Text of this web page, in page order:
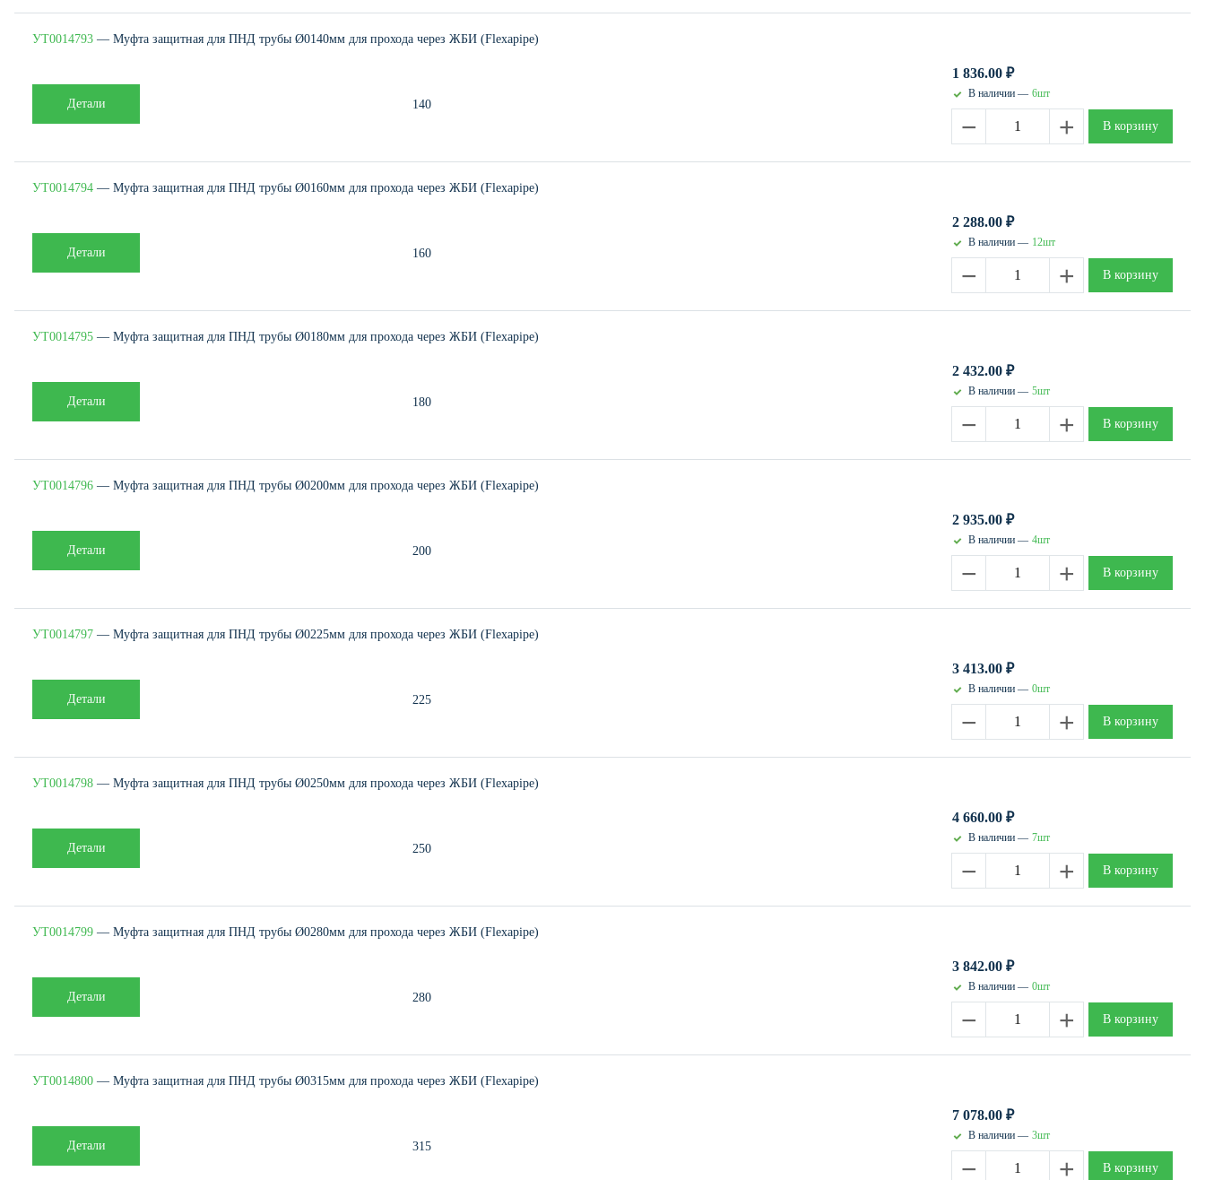
УТ0014793 — Муфта защитная для ПНД трубы Ø0140мм для прохода через ЖБИ (Flexapipe)
Детали 140
1 836.00 ₽
В наличии — 6шт
− + В корзину
УТ0014794 — Муфта защитная для ПНД трубы Ø0160мм для прохода через ЖБИ (Flexapipe)
Детали 160
2 288.00 ₽
В наличии — 12шт
− + В корзину
УТ0014795 — Муфта защитная для ПНД трубы Ø0180мм для прохода через ЖБИ (Flexapipe)
Детали 180
2 432.00 ₽
В наличии — 5шт
− + В корзину
УТ0014796 — Муфта защитная для ПНД трубы Ø0200мм для прохода через ЖБИ (Flexapipe)
Детали 200
2 935.00 ₽
В наличии — 4шт
− + В корзину
УТ0014797 — Муфта защитная для ПНД трубы Ø0225мм для прохода через ЖБИ (Flexapipe)
Детали 225
3 413.00 ₽
В наличии — 0шт
− + В корзину
УТ0014798 — Муфта защитная для ПНД трубы Ø0250мм для прохода через ЖБИ (Flexapipe)
Детали 250
4 660.00 ₽
В наличии — 7шт
− + В корзину
УТ0014799 — Муфта защитная для ПНД трубы Ø0280мм для прохода через ЖБИ (Flexapipe)
Детали 280
3 842.00 ₽
В наличии — 0шт
− + В корзину
УТ0014800 — Муфта защитная для ПНД трубы Ø0315мм для прохода через ЖБИ (Flexapipe)
Детали 315
7 078.00 ₽
В наличии — 3шт
− + В корзину